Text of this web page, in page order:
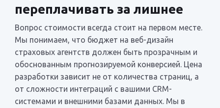
переплачивать за лишнее
Вопрос стоимости всегда стоит на первом месте.
Мы понимаем, что бюджет на веб-дизайн
страховых агентств должен быть прозрачным и
обоснованным прогнозируемой конверсией. Цена
разработки зависит не от количества страниц, а
от сложности интеграций с вашими CRM-
системами и внешними базами данных. Мы в